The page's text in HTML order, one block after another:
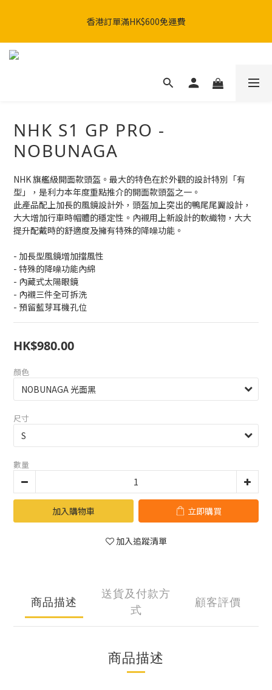
售。🚀
香港訂單滿HK$600免運費
SHARK x MotoGP 聯乘系列：AERON GP & AERON系列現已發
NHK S1 GP PRO -
NOBUNAGA
NHK 旗艦級開面款頭盔。最大的特色在於外觀的設計特別「有
型」，是利力本年度重點推介的開面款頭盔之一。
此產品配上加長的風鏡設計外，頭盔加上突出的鴨尾尾翼設計，
大大增加行車時帽體的穩定性。內襯用上新設計的軟織物，大大
提升配戴時的舒適度及擁有特殊的降噪功能。
- 加長型風鏡增加擋風性
- 特殊的降噪功能內綿
- 內藏式太陽眼鏡
- 內襯三件全可拆洗
- 預留藍芽耳機孔位
HK$980.00
顏色
尺寸
數量
加入購物車 立即購買
加入追蹤清單
商品描述
送貨及付款方
式
顧客評價
商品描述